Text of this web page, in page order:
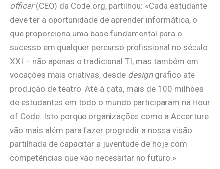
officer(CEO) da Code.org, partilhou: «Cada estudante
deve ter a oportunidade de aprender informática, o
que proporciona uma base fundamental para o
sucesso em qualquer percurso profissional no século
XXI – não apenas o tradicional TI, mas também em
vocações mais criativas, desde designgráfico até
produção de teatro. Até à data, mais de 100 milhões
de estudantes em todo o mundo participaram na Hour
of Code. Isto porque organizações como a Accenture
vão mais além para fazer progredir a nossa visão
partilhada de capacitar a juventude de hoje com
competências que vão necessitar no futuro.»